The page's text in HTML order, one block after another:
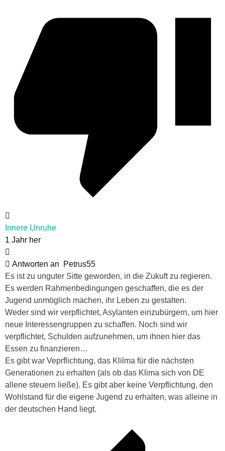
Innere Unruhe
1 Jahr her
Antworten an
Petrus55
Es ist zu unguter Sitte geworden, in die Zukuft zu regieren.
Es werden Rahmenbedingungen geschaffen, die es der
Jugend unmöglich machen, ihr Leben zu gestalten.
Weder sind wir verpflichtet, Asylanten einzubürgern, um hier
neue Interessengruppen zu schaffen. Noch sind wir
verpflichtet, Schulden aufzunehmen, um ihnen hier das
Essen zu finanzieren…
Es gibt war Veprflichtung, das Klilma für die nächsten
Generationen zu erhalten (als ob das Klima sich von DE
allene steuern ließe). Es gibt aber keine Verpflichtung, den
Wohlstand für die eigene Jugend zu erhalten, was alleine in
der deutschen Hand liegt.